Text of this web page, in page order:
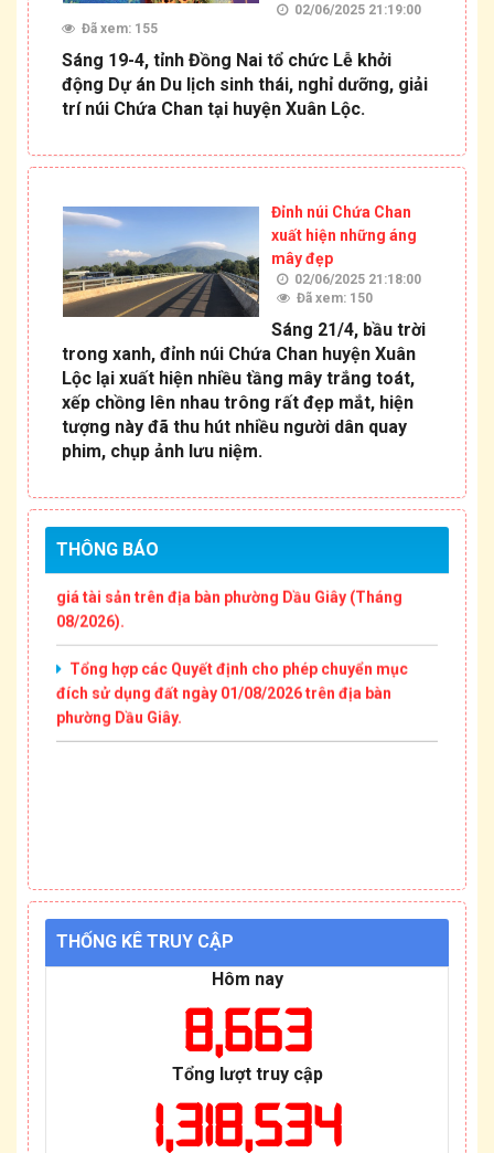
02/06/2025 21:19:00
Đã xem: 155
Sáng 19-4, tỉnh Đồng Nai tổ chức Lễ khởi
động Dự án Du lịch sinh thái, nghỉ dưỡng, giải
trí núi Chứa Chan tại huyện Xuân Lộc.
Đỉnh núi Chứa Chan
xuất hiện những áng
mây đẹp
02/06/2025 21:18:00
Đã xem: 150
Sáng 21/4, bầu trời
trong xanh, đỉnh núi Chứa Chan huyện Xuân
Lộc lại xuất hiện nhiều tầng mây trắng toát,
xếp chồng lên nhau trông rất đẹp mắt, hiện
tượng này đã thu hút nhiều người dân quay
phim, chụp ảnh lưu niệm.
THÔNG BÁO
Thông báo Niêm yết công khai thông tin mất Giấy
chứng nhận quyền sử dụng đất của ông Đỗ Thành
Kính và bà Trần Thị Yến
Thông báo Niêm yết công khai Văn bản phân chia
giá tài sản trên địa bàn phường Dầu Giây (Tháng
08/2026).
Tổng hợp các Quyết định cho phép chuyển mục
đích sử dụng đất ngày 01/08/2026 trên địa bàn
phường Dầu Giây.
THỐNG KÊ TRUY CẬP
Hôm nay
8,663
Tổng lượt truy cập
1,318,534